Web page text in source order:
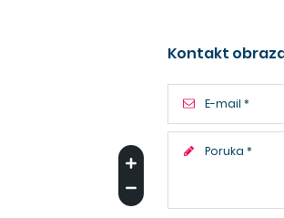
Kontakt